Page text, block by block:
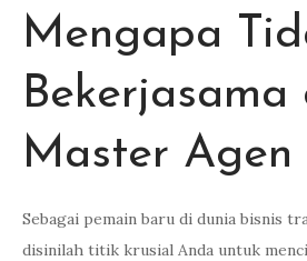
Mengapa
Bekerjasama
Master Agen
Sebagai pemain baru di dunia bisnis
disinilah titik krusial Anda untuk